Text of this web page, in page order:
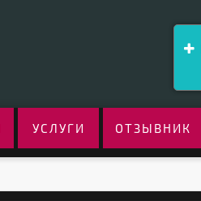
УСЛУГИ ОТЗЫВНИК